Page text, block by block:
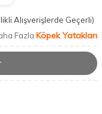
Alışverişlerde Geçerli)
Fazla Köpek Yatakları